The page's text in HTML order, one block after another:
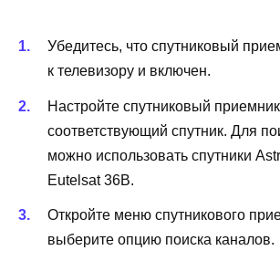
Убедитесь, что спутниковый
к телевизору и включен.
Настройте спутниковый
соответствующий спутник. Для
можно использовать спутники
Eutelsat 36B.
Откройте меню спутникового
выберите опцию поиска каналов.